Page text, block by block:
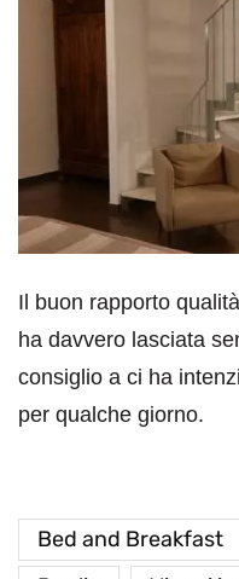
Il buon rapporto
ha davvero lasciata
consiglio a ci ha
per qualche giorno.
Bed and Breakfast